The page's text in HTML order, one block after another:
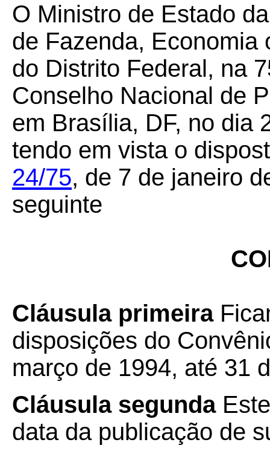
O Ministro de Estado
de Fazenda, Economia
do Distrito Federal, na
Conselho Nacional de
em Brasília, DF, no dia
tendo em vista o
24/75, de 7 de janeiro
seguinte
Cláusula primeira
disposições do
março de 1994, até 31
Cláusula segunda
data da publicação de